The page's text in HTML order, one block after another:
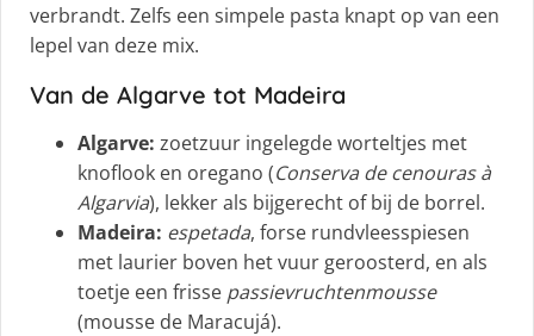
verbrandt. Zelfs een simpele pasta knapt op van een
lepel van deze mix.
Van de Algarve tot Madeira
Algarve: zoetzuur ingelegde worteltjes met
knoflook en oregano (Conserva de cenouras à
Algarvia), lekker als bijgerecht of bij de borrel.
Madeira: espetada, forse rundvleesspiesen
met laurier boven het vuur geroosterd, en als
toetje een frisse passievruchtenmousse
(mousse de Maracujá).